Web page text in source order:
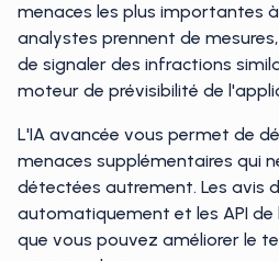
menaces les plus importantes à
analystes prennent de
de signaler des infractions
moteur de prévisibilité de
L'IA avancée vous permet de
menaces supplémentaires qui
détectées autrement. Les avis
automatiquement et les API
que vous pouvez améliorer le